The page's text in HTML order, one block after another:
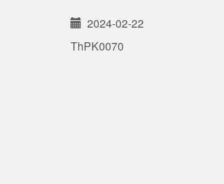
2024-02-22
ThPK0070